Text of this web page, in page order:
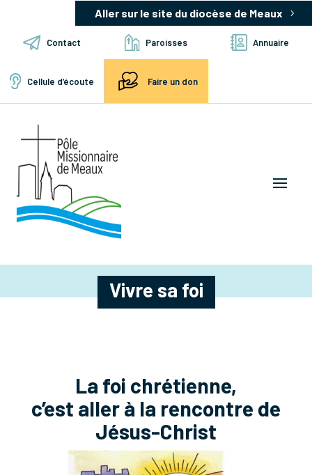
Aller sur le site du diocèse de Meaux
Contact Paroisses Annuaire
Cellule d’écoute Faire un don
Vivre sa foi
La foi chrétienne,
c’est aller à la rencontre de
Jésus-Christ